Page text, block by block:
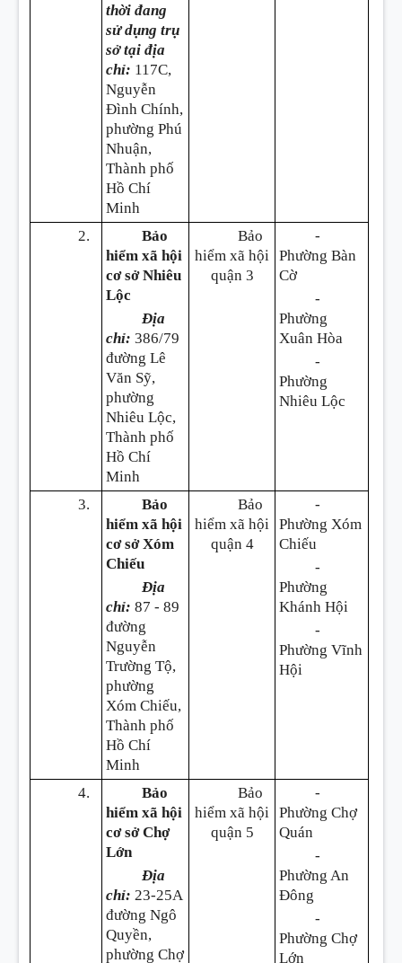
thời đang
sử dụng trụ
sở tại địa
chỉ: 117C,
Nguyễn
Đình Chính,
phường Phú
Nhuận,
Thành phố
Hồ Chí
Minh
2.
Bảo
hiểm xã hội
cơ sở Nhiêu
Lộc
Địa
chỉ: 386/79
đường Lê
Văn Sỹ,
phường
Nhiêu Lộc,
Thành phố
Hồ Chí
Minh
Bảo
hiểm xã hội
quận 3
-
Phường Bàn
Cờ
-
Phường
Xuân Hòa
-
Phường
Nhiêu Lộc
3.
Bảo
hiểm xã hội
cơ sở Xóm
Chiếu
Địa
chỉ: 87 - 89
đường
Nguyễn
Trường Tộ,
phường
Xóm Chiếu,
Thành phố
Hồ Chí
Minh
Bảo
hiểm xã hội
quận 4
-
Phường Xóm
Chiếu
-
Phường
Khánh Hội
-
Phường Vĩnh
Hội
4.
Bảo
hiểm xã hội
cơ sở Chợ
Lớn
Địa
chỉ: 23-25A
đường Ngô
Quyền,
phường Chợ
Bảo
hiểm xã hội
quận 5
-
Phường Chợ
Quán
-
Phường An
Đông
-
Phường Chợ
Lớn